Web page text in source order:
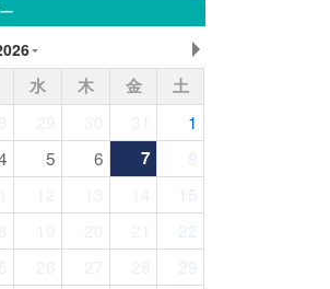
水 木 金
土
1
5 6 7
8
15
22
29